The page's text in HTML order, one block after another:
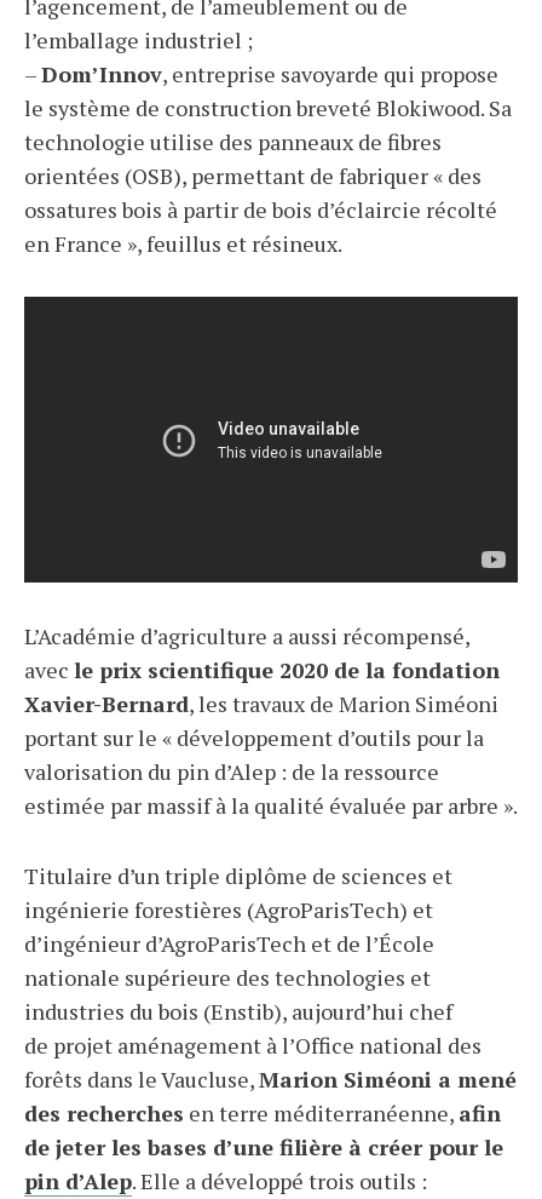
l’emballage industriel ;
–Dom’Innov, entreprise savoyarde qui propose
le système de construction breveté Blokiwood. Sa
technologie utilise des panneaux de fibres
orientées (OSB), permettant de fabriquer « des
ossatures bois à partir de bois d’éclaircie récolté
en France », feuillus et résineux.
L’Académie d’agriculture a aussi récompensé,
avec le prix scientifique 2020 de la fondation
Xavier-Bernard, les travaux de Marion Siméoni
portant sur le « développement d’outils pour la
valorisation du pin d’Alep : de la ressource
estimée par massif à la qualité évaluée par arbre ».
Titulaire d’un triple diplôme de sciences et
ingénierie forestières (AgroParisTech) et
d’ingénieur d’AgroParisTech et de l’École
nationale supérieure des technologies et
industries du bois (Enstib), aujourd’hui chef
de projet aménagement à l’Office national des
forêts dans le Vaucluse,Marion Siméoni a mené
des recherches en terre méditerranéenne, afin
de jeter les bases d’une filière à créer pour le
pin d’Alep. Elle a développé trois outils :